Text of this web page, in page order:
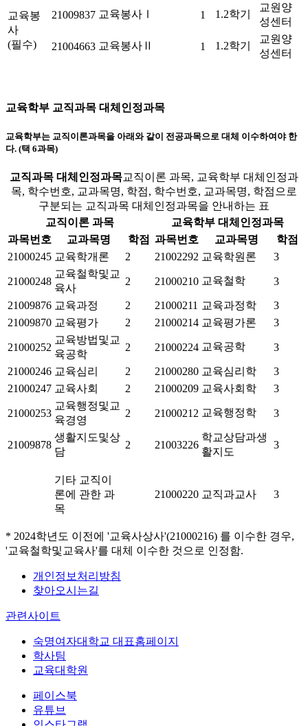
교육봉
사
(필수)
21009837 교육봉사Ⅰ 1 1.2학기
교원양
성센터
21004663 교육봉사Ⅱ 1 1.2학기
교원양
성센터
교육학부 교직과목 대체인정과목
교육학부는 교직이론과목을 아래와 같이 전공과목으로 대체 이수하여야 한
다. (택 6과목)
교직과목 대체인정과목교직이론 과목, 교육학부 대체인정과
목, 학수번호, 교과목명, 학점, 학수번호, 교과목명, 학점으로
구분되는 교직과목 대체인정과목을 안내하는 표
교직이론 과목
교육학부 대체인정과목
과목번호
교과목명 학점 과목번호 교과목명
학점
21000245 교육학개론 2 21002292 교육학원론 3
21000248
교육철학및교
육사
2 21000210 교육철학 3
21009876 교육과정 2 21000211 교육과정학
3
21009870 교육평가 2 21000214 교육평가론 3
21000252
교육방법및교
육공학
2 21000224 교육공학 3
21000246 교육심리 2 21000280 교육심리학
3
21000247 교육사회 2 21000209 교육사회학 3
21000253
교육행정및교
육경영
2 21000212 교육행정학 3
21009878
생활지도및상
담
2 21003226
학교상담과생
활지도
3
기타 교직이
론에 관한 과
목
21000220 교직과교사 3
* 2024학년도 이전에 '교육사상사'(21000216) 를 이수한 경우,
'교육철학및교육사'를 대체 이수한 것으로 인정함.
개인정보처리방침
찾아오시는길
관련사이트
숙명여자대학교 대표홈페이지
학사팀
교육대학원
페이스북
유튜브